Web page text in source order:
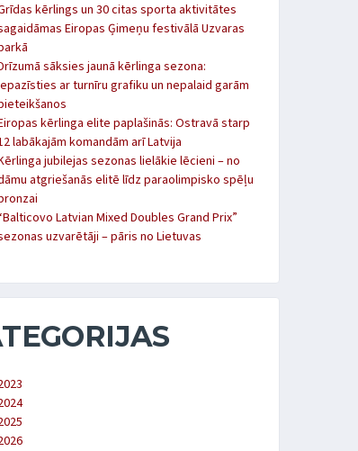
kērlings un 30 citas sporta aktivitātes
Eiropas Ģimeņu festivālā Uzvaras
sāksies jaunā kērlinga sezona:
ar turnīru grafiku un nepalaid garām
kērlinga elite paplašinās: Ostravā starp
labākajām komandām arī Latvija
jubilejas sezonas lielākie lēcieni – no
atgriešanās elitē līdz paraolimpisko spēļu
Latvian Mixed Doubles Grand Prix”
uzvarētāji – pāris no Lietuvas